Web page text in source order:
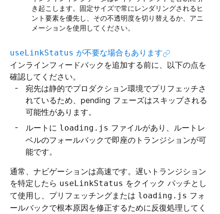
き起こします。固定サイズで常にレンダリングされるヒ
ント要素を優先し、その不透明度を切り替えるか、アニ
メーションを使用してください。
useLinkStatus が不要な場合もあります
インラインフィードバックを追加する前に、以下の点を
確認してください。
宛先は静的でプロダクション環境でプリフェッチさ
れているため、pending フェーズはスキップされる
可能性があります。
ルートに loading.js ファイルがあり、ルートレ
ベルのフォールバックで即座のトランジションが可
能です。
通常、ナビゲーションは高速です。遅いトランジション
を特定したら useLinkStatus をクイック パッチとし
て使用し、プリフェッチングまたは loading.js フォ
ールバックで根本原因を修正するために反復処理してく